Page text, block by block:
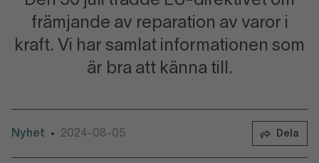
främjande av reparation av varor i
kraft. Vi har samlat informationen som
är bra att känna till.
Nyhet • 2024-08-05 Dela